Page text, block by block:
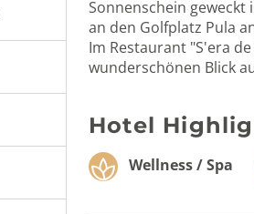
Sonnenschein
an den Golfplatz Pula
Im Restaurant "S'era
wunderschönen Blick
Hotel
Wellness / Spa